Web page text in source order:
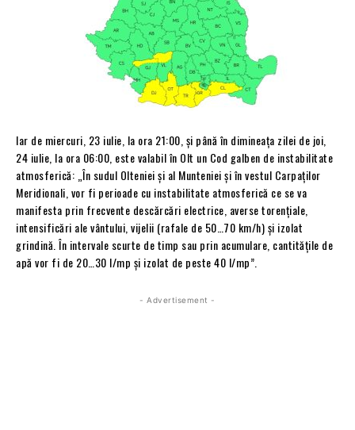
Iar de miercuri, 23 iulie, la ora 21:00, și până în dimineața zilei de joi,
24 iulie, la ora 06:00, este valabil în Olt un Cod galben de instabilitate
atmosferică: „În sudul Olteniei și al Munteniei și în vestul Carpaților
Meridionali, vor fi perioade cu instabilitate atmosferică ce se va
manifesta prin frecvente descărcări electrice, averse torențiale,
intensificări ale vântului, vijelii (rafale de 50…70 km/h) și izolat
grindină. În intervale scurte de timp sau prin acumulare, cantitățile de
apă vor fi de 20…30 l/mp și izolat de peste 40 l/mp”.
- Advertisement -